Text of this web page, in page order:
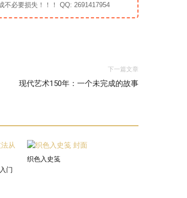
不必要损失！！！ QQ: 2691417954
下一篇文章
现代艺术150年：一个未完成的故事
门
织色入史笺